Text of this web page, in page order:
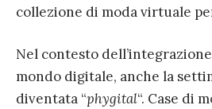
collezione di moda virtuale
Nel contesto
mondo digitale, anche la
diventata “phygital“. Case di